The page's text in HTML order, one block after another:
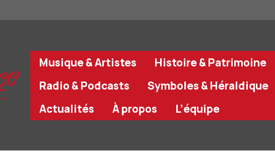
Musique & Artistes Histoire & Patrimoine
Radio & Podcasts
Symboles & Héraldique
Actualités
À propos L’équipe